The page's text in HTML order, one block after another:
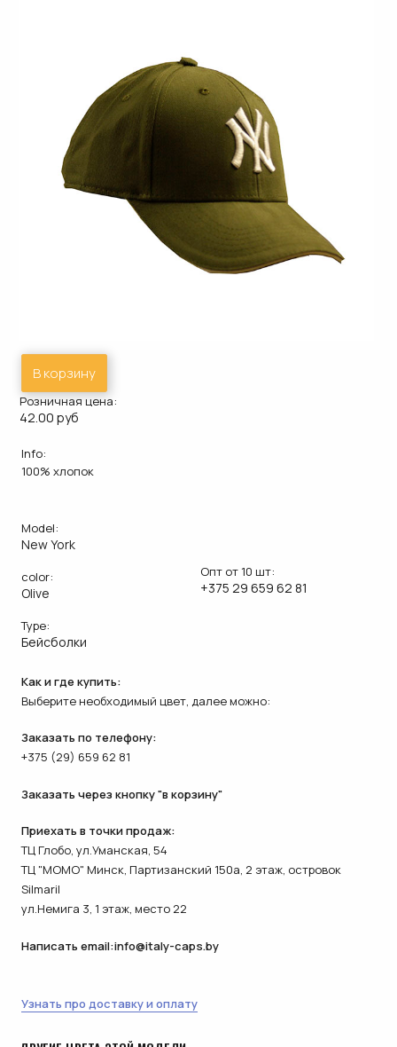
В корзину
Розничная цена:
42.00 руб
Info:
100% хлопок
Model:
New York
color:
Olive
Type:
Бейсболки
Опт от 10 шт:
+375 29 659 62 81
Как и где купить:
Выберите необходимый цвет, далее можно:
Заказать по телефону:
+375 (29) 659 62 81
Заказать через кнопку "в корзину"
Приехать в точки продаж:
ТЦ Глобо, ул.Уманская, 54
ТЦ "МОМО" Минск, Партизанский 150а, 2 этаж, островок
Silmaril
ул.Немига 3, 1 этаж, место 22
Написать email:info@italy-caps.by
Узнать про доставку и оплату